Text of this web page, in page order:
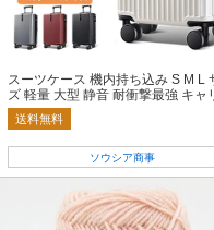
スーツケース 機内持ち込み S M L
ズ 軽量 大型 静音 耐衝撃最強 キャ
ケース
送料無料
ソウシア商事